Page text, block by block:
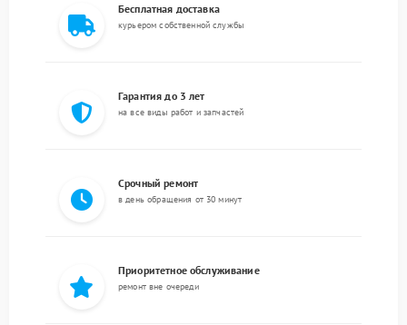
Бесплатная доставка
курьером собственной службы
Гарантия до 3 лет
на все виды работ и запчастей
Срочный ремонт
в день обращения от 30 минут
Приоритетное обслуживание
ремонт вне очереди